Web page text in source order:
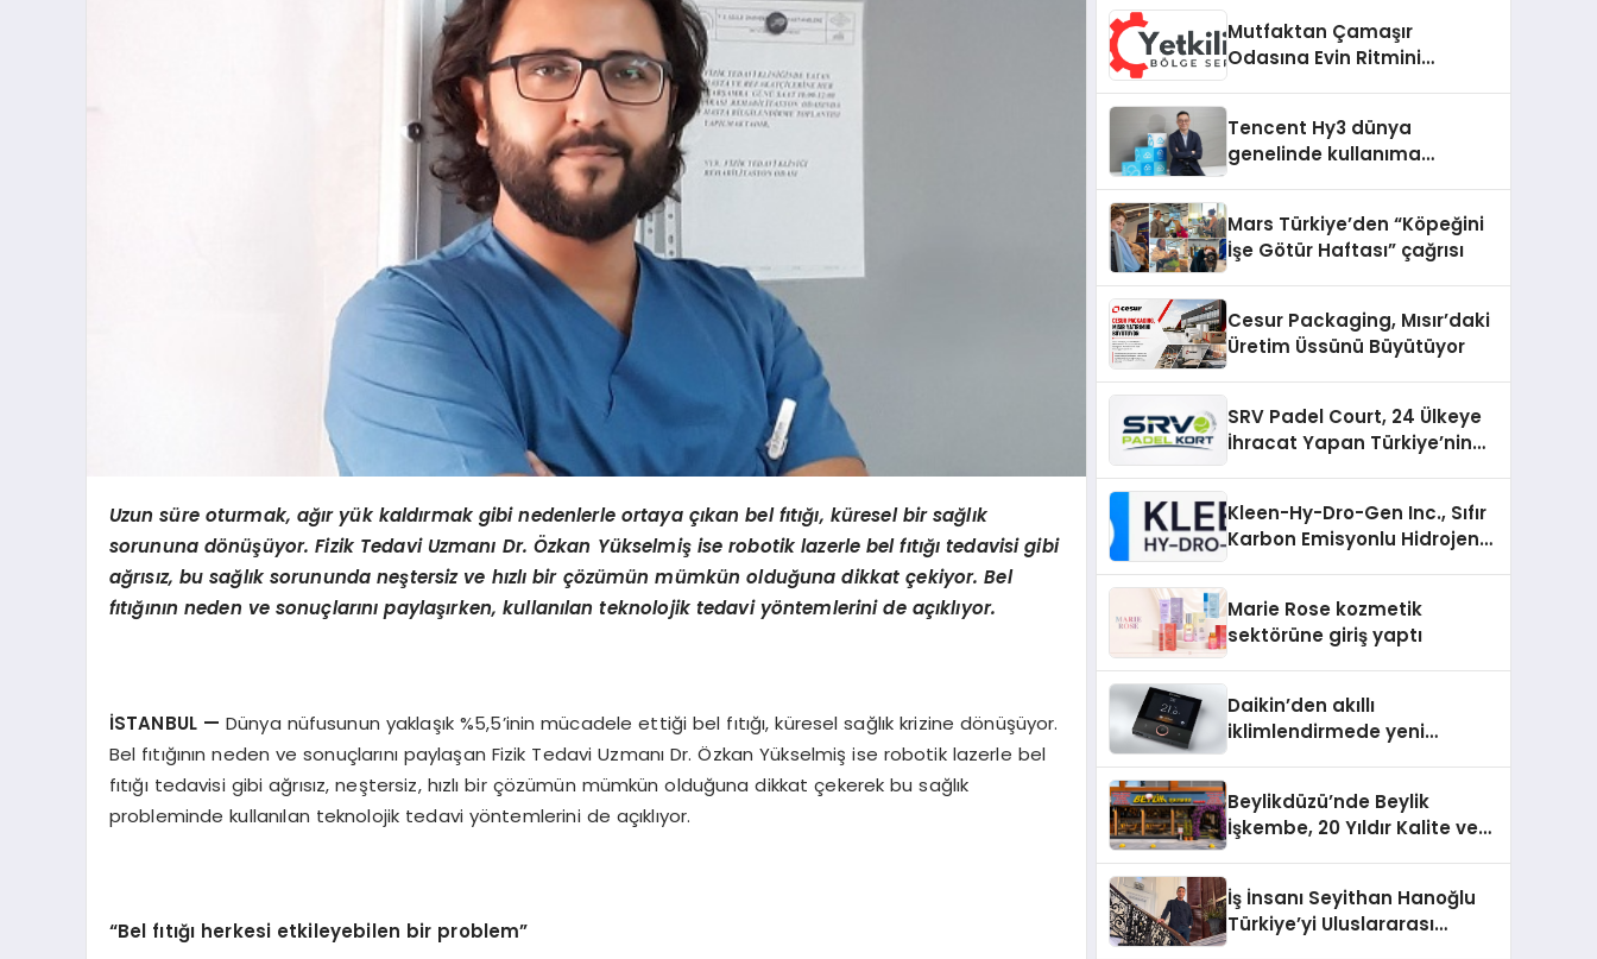
Uzun süre oturmak, ağır yük kaldırmak gibi nedenlerle ortaya çıkan bel fıtığı, küresel bir sağlık
sorununa dönüşüyor. Fizik Tedavi Uzmanı Dr. Özkan Yükselmiş ise robotik lazerle bel fıtığı tedavisi gibi
ağrısız, bu sağlık sorununda neştersiz ve hızlı bir çözümün mümkün olduğuna dikkat çekiyor. Bel
fıtığının neden ve sonuçlarını paylaşırken, kullanılan teknolojik tedavi yöntemlerini de açıklıyor.
İSTANBUL — Dünya nüfusunun yaklaşık %5,5’inin mücadele ettiği bel fıtığı, küresel sağlık krizine dönüşüyor.
Bel fıtığının neden ve sonuçlarını paylaşan Fizik Tedavi Uzmanı Dr. Özkan Yükselmiş ise robotik lazerle bel
fıtığı tedavisi gibi ağrısız, neştersiz, hızlı bir çözümün mümkün olduğuna dikkat çekerek bu sağlık
probleminde kullanılan teknolojik tedavi yöntemlerini de açıklıyor.
“Bel fıtığı herkesi etkileyebilen bir problem”
Mutfaktan Çamaşır
Odasına Evin Ritmini
Destek Deneyimi
Tencent Hy3 dünya
genelinde kullanıma
Mars Türkiye’den “Köpeğini
İşe Götür Haftası” çağrısı
Cesur Packaging, Mısır’daki
Üretim Üssünü Büyütüyor
SRV Padel Court, 24 Ülkeye
İhracat Yapan Türkiye’nin
Kleen-Hy-Dro-Gen Inc., Sıfır
Karbon Emisyonlu Hidrojen
Aldı
Marie Rose kozmetik
sektörüne giriş yaptı
Daikin’den akıllı
iklimlendirmede yeni
Beylikdüzü’nde Beylik
İşkembe, 20 Yıldır Kalite ve
İş İnsanı Seyithan Hanoğlu
Türkiye’yi Uluslararası